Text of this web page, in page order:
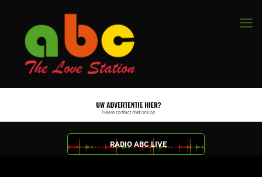
RADIO ABC LIVE